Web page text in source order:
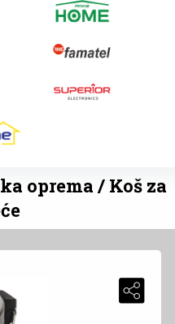
oprema / Koš za